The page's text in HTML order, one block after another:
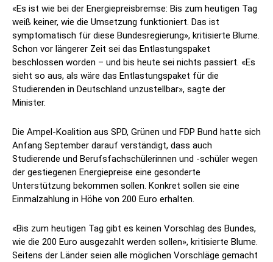
«Es ist wie bei der Energiepreisbremse: Bis zum heutigen Tag
weiß keiner, wie die Umsetzung funktioniert. Das ist
symptomatisch für diese Bundesregierung», kritisierte Blume.
Schon vor längerer Zeit sei das Entlastungspaket
beschlossen worden – und bis heute sei nichts passiert. «Es
sieht so aus, als wäre das Entlastungspaket für die
Studierenden in Deutschland unzustellbar», sagte der
Minister.
Die Ampel-Koalition aus SPD, Grünen und FDP Bund hatte sich
Anfang September darauf verständigt, dass auch
Studierende und Berufsfachschülerinnen und -schüler wegen
der gestiegenen Energiepreise eine gesonderte
Unterstützung bekommen sollen. Konkret sollen sie eine
Einmalzahlung in Höhe von 200 Euro erhalten.
«Bis zum heutigen Tag gibt es keinen Vorschlag des Bundes,
wie die 200 Euro ausgezahlt werden sollen», kritisierte Blume.
Seitens der Länder seien alle möglichen Vorschläge gemacht